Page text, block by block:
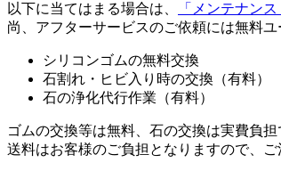
以下に当てはまる場合は、
「メンテナン
尚、アフターサービスのご依頼には無料
シリコンゴムの無料交換
石割れ・ヒビ入り時の交換（有料）
石の浄化代行作業（有料）
ゴムの交換等は無料、石の交換は実費負担
送料はお客様のご負担となりますので、ご